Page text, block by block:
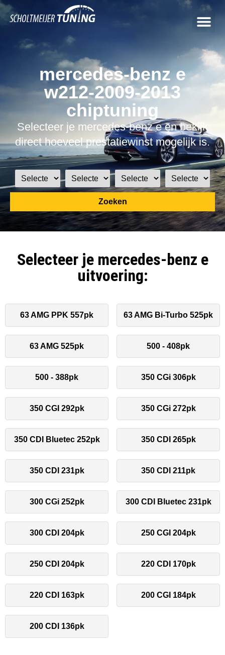
mercedes-benz e
w212-2009-2013
chiptuning
Selecteer je mercedes-benz e en bekijk
direct hoeveel prestatiewinst mogelijk is.
Zoeken
Selecteer je mercedes-benz e
uitvoering:
63 AMG PPK 557pk 63 AMG Bi-Turbo 525pk
63 AMG 525pk 500 - 408pk
500 - 388pk 350 CGi 306pk
350 CGI 292pk 350 CGi 272pk
350 CDI Bluetec 252pk 350 CDI 265pk
350 CDI 231pk 350 CDI 211pk
300 CGi 252pk 300 CDI Bluetec 231pk
300 CDI 204pk 250 CGI 204pk
250 CDI 204pk 220 CDI 170pk
220 CDI 163pk 200 CGI 184pk
200 CDI 136pk